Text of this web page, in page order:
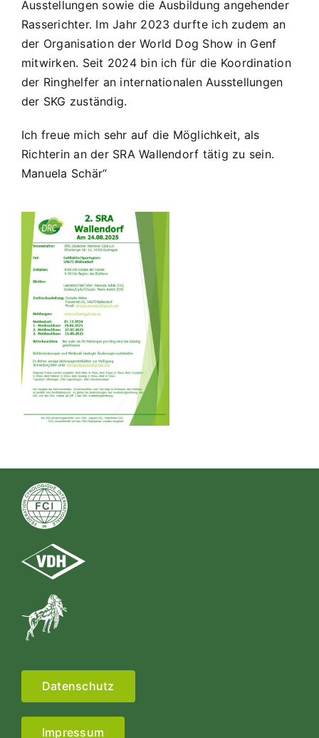
Ausstellungen sowie die Ausbildung angehender
Rasserichter. Im Jahr 2023 durfte ich zudem an
der Organisation der World Dog Show in Genf
mitwirken. Seit 2024 bin ich für die Koordination
der Ringhelfer an internationalen Ausstellungen
der SKG zuständig.
Ich freue mich sehr auf die Möglichkeit, als
Richterin an der SRA Wallendorf tätig zu sein.
Manuela Schär“
Datenschutz
Impressum